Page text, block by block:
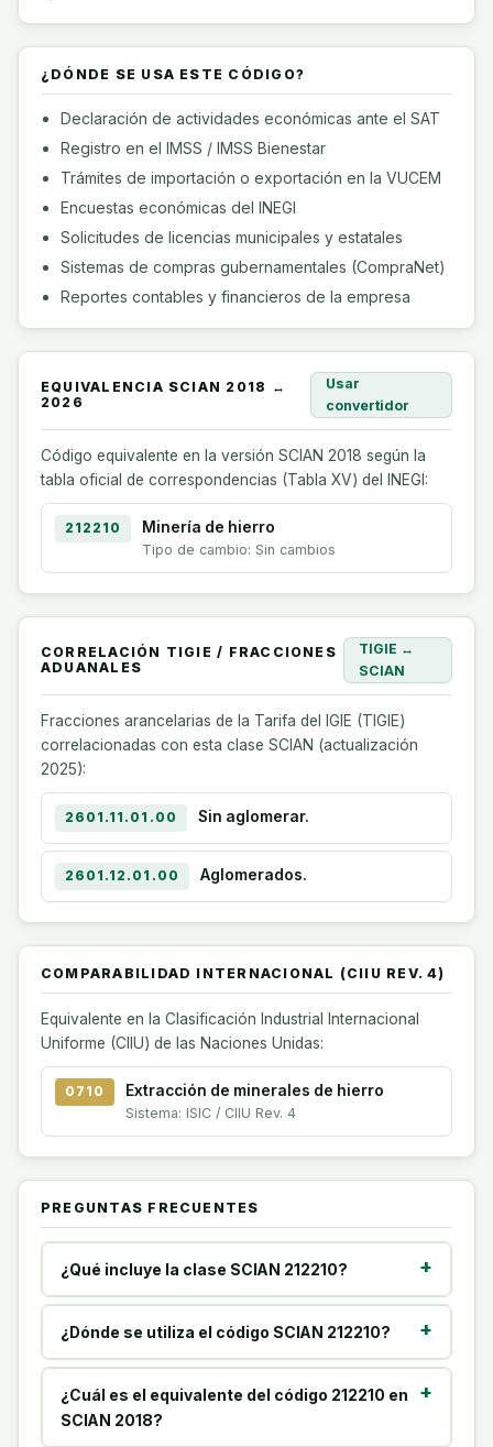
¿DÓNDE SE USA ESTE CÓDIGO?
Declaración de actividades económicas ante el SAT
Registro en el IMSS / IMSS Bienestar
Trámites de importación o exportación en la VUCEM
Encuestas económicas del INEGI
Solicitudes de licencias municipales y estatales
Sistemas de compras gubernamentales (CompraNet)
Reportes contables y financieros de la empresa
EQUIVALENCIA SCIAN 2018 ↔
2026
Usar
convertidor
Código equivalente en la versión SCIAN 2018 según la
tabla oficial de correspondencias (Tabla XV) del INEGI:
212210 Minería de hierro
Tipo de cambio: Sin cambios
CORRELACIÓN TIGIE / FRACCIONES
ADUANALES
TIGIE ↔
SCIAN
Fracciones arancelarias de la Tarifa del IGIE (TIGIE)
correlacionadas con esta clase SCIAN (actualización
2025):
2601.11.01.00 Sin aglomerar.
2601.12.01.00 Aglomerados.
COMPARABILIDAD INTERNACIONAL (CIIU REV. 4)
Equivalente en la Clasificación Industrial Internacional
Uniforme (CIIU) de las Naciones Unidas:
0710 Extracción de minerales de hierro
Sistema: ISIC / CIIU Rev. 4
PREGUNTAS FRECUENTES
¿Qué incluye la clase SCIAN 212210?
¿Dónde se utiliza el código SCIAN 212210?
¿Cuál es el equivalente del código 212210 en
SCIAN 2018?